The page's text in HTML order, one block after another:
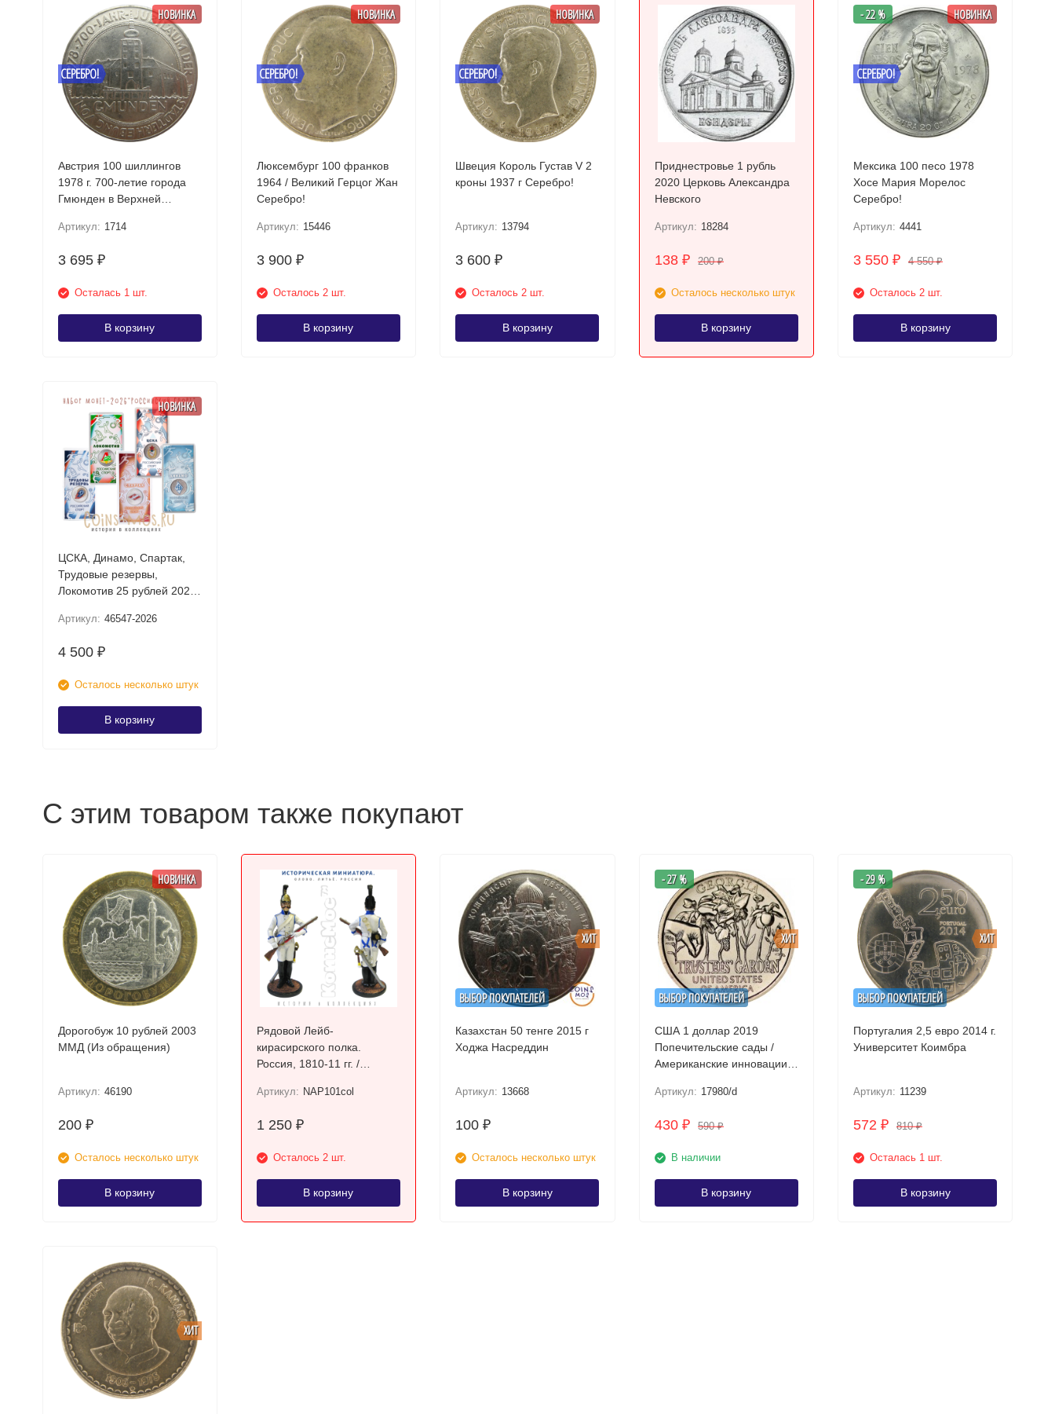
СЕРЕБРО!
НОВИНКА
Австрия 100 шиллингов
1978 г. 700-летие города
Гмюнден в Верхней
Артикул: 1714
3 695 ₽
Осталась 1 шт.
В корзину
СЕРЕБРО!
НОВИНКА
Люксембург 100 франков
1964 / Великий Герцог Жан
Серебро!
Артикул: 15446
3 900 ₽
Осталось 2 шт.
В корзину
СЕРЕБРО!
НОВИНКА
Швеция Король Густав V 2
кроны 1937 г Серебро!
Артикул: 13794
3 600₽
Осталось 2 шт.
В корзину
Приднестровье 1 рубль
2020 Церковь Александра
Невского
Артикул: 18284
138 ₽ 200₽
Осталось несколько штук
В корзину
СЕРЕБРО!
- 22 % НОВИНКА
Мексика 100 песо 1978
Хосе Мария Морелос
Серебро!
Артикул: 4441
3 550₽ 4 550₽
Осталось 2 шт.
В корзину
НОВИНКА
ЦСКА, Динамо, Спартак,
Трудовые резервы,
Локомотив 25 рублей 2026
Набор цветных монет в
Артикул: 46547-2026
4 500 ₽
Осталось несколько штук
В корзину
С этим товаром также покупают
НОВИНКА
Дорогобуж 10 рублей 2003
ММД (Из обращения)
Артикул: 46190
200 ₽
Осталось несколько штук
В корзину
Рядовой Лейб-
кирасирского полка.
Россия, 1810-11 гг. /
солдатик (54мм 1:32)
Артикул: NAP101col
1 250 ₽
Осталось 2 шт.
В корзину
ВЫБОР ПОКУПАТЕЛЕЙ
ХИТ
Казахстан 50 тенге 2015 г
Ходжа Насреддин
Артикул: 13668
100₽
Осталось несколько штук
В корзину
ВЫБОР ПОКУПАТЕЛЕЙ
ХИТ
- 27 %
США 1 доллар 2019
Попечительские сады /
Американские инновации
Артикул: 17980/d
430 ₽ 590₽
В наличии
В корзину
ВЫБОР ПОКУПАТЕЛЕЙ
ХИТ
- 29 %
Португалия 2,5 евро 2014 г.
Университет Коимбра
Артикул: 11239
572₽ 810₽
Осталась 1 шт.
В корзину
ХИТ